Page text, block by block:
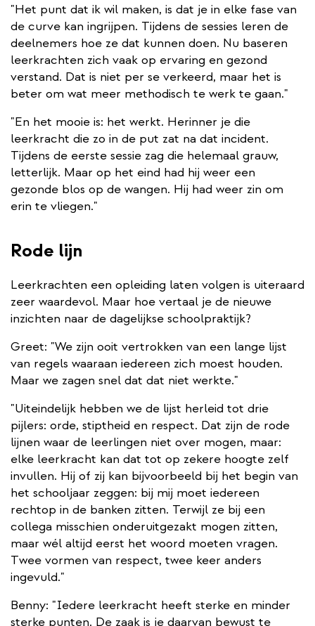
"Het punt dat ik wil maken, is dat je in elke fase van
de curve kan ingrijpen. Tijdens de sessies leren de
deelnemers hoe ze dat kunnen doen. Nu baseren
leerkrachten zich vaak op ervaring en gezond
verstand. Dat is niet per se verkeerd, maar het is
beter om wat meer methodisch te werk te gaan."
"En het mooie is: het werkt. Herinner je die
leerkracht die zo in de put zat na dat incident.
Tijdens de eerste sessie zag die helemaal grauw,
letterlijk. Maar op het eind had hij weer een
gezonde blos op de wangen. Hij had weer zin om
erin te vliegen."
Rode lijn
Leerkrachten een opleiding laten volgen is uiteraard
zeer waardevol. Maar hoe vertaal je de nieuwe
inzichten naar de dagelijkse schoolpraktijk?
Greet: "We zijn ooit vertrokken van een lange lijst
van regels waaraan iedereen zich moest houden.
Maar we zagen snel dat dat niet werkte."
"Uiteindelijk hebben we de lijst herleid tot drie
pijlers: orde, stiptheid en respect. Dat zijn de rode
lijnen waar de leerlingen niet over mogen, maar:
elke leerkracht kan dat tot op zekere hoogte zelf
invullen. Hij of zij kan bijvoorbeeld bij het begin van
het schooljaar zeggen: bij mij moet iedereen
rechtop in de banken zitten. Terwijl ze bij een
collega misschien onderuitgezakt mogen zitten,
maar wél altijd eerst het woord moeten vragen.
Twee vormen van respect, twee keer anders
ingevuld."
Benny: "Iedere leerkracht heeft sterke en minder
sterke punten. De zaak is je daarvan bewust te